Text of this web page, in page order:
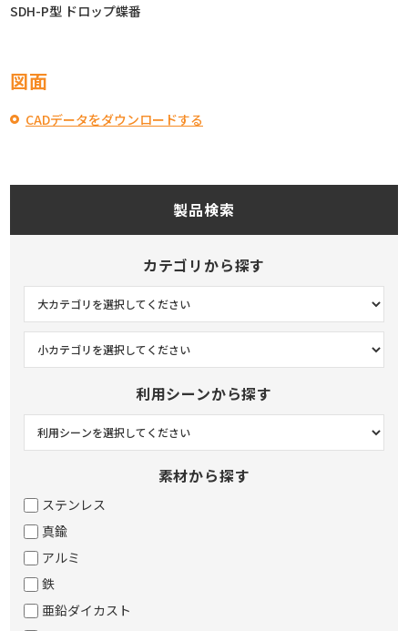
SDH-P型 ドロップ蝶番
図面
CADデータをダウンロードする
製品検索
カテゴリから探す
利用シーンから探す
素材から探す
ステンレス
真鍮
アルミ
鉄
亜鉛ダイカスト